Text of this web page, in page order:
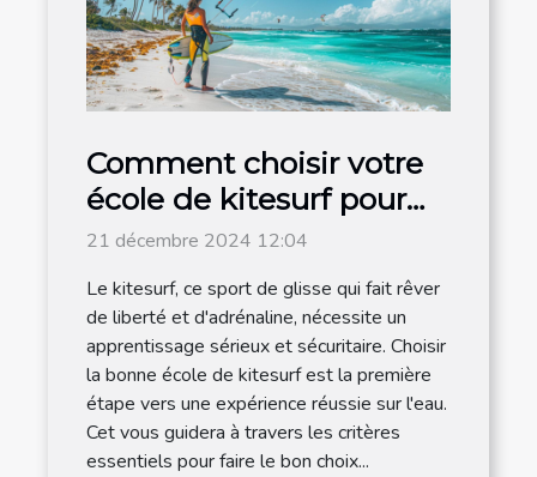
Comment choisir votre
école de kitesurf pour
un apprentissage
efficace
21 décembre 2024 12:04
Le kitesurf, ce sport de glisse qui fait rêver
de liberté et d'adrénaline, nécessite un
apprentissage sérieux et sécuritaire. Choisir
la bonne école de kitesurf est la première
étape vers une expérience réussie sur l'eau.
Cet vous guidera à travers les critères
essentiels pour faire le bon choix...